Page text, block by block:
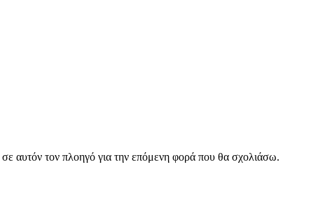
αυτόν τον πλοηγό για την επόμενη φορά που θα σχολιάσω.